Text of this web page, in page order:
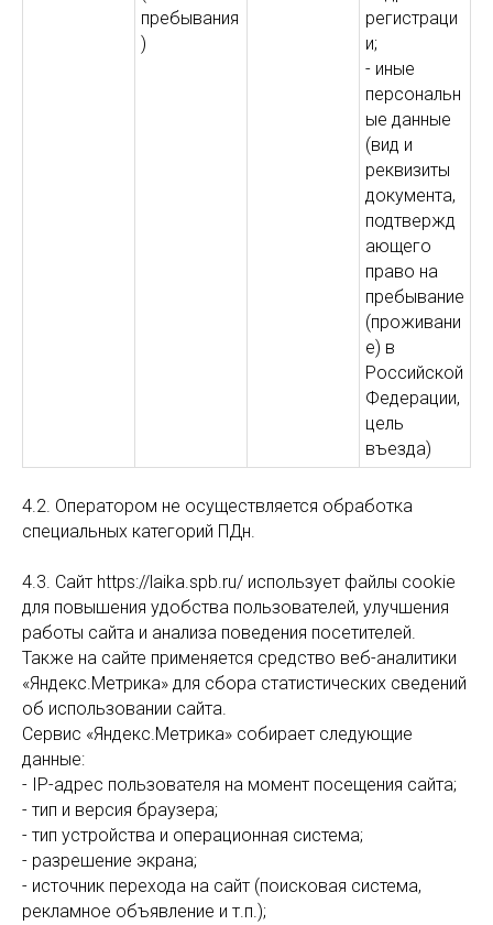
пребывания
)
регистраци
и;
- иные
персональн
ые данные
(вид и
реквизиты
документа,
подтвержд
ающего
право на
пребывание
(проживани
е) в
Российской
Федерации,
цель
въезда)
4.2. Оператором не осуществляется обработка
специальных категорий ПДн.
4.3. Сайт https://laika.spb.ru/ использует файлы cookie
для повышения удобства пользователей, улучшения
работы сайта и анализа поведения посетителей.
Также на сайте применяется средство веб-аналитики
«Яндекс.Метрика» для сбора статистических сведений
об использовании сайта.
Сервис «Яндекс.Метрика» собирает следующие
данные:
- IP-адрес пользователя на момент посещения сайта;
- тип и версия браузера;
- тип устройства и операционная система;
- разрешение экрана;
- источник перехода на сайт (поисковая система,
рекламное объявление и т.п.);